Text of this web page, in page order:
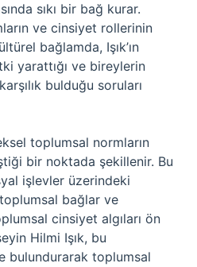
sıkı bir bağ kurar.
ve cinsiyet rollerinin
bağlamda, Işık’ın
yarattığı ve bireylerin
bulduğu soruları
toplumsal normların
bir noktada şekillenir. Bu
işlevler üzerindeki
bağlar ve
cinsiyet algıları ön
Hilmi Işık, bu
bulundurarak toplumsal